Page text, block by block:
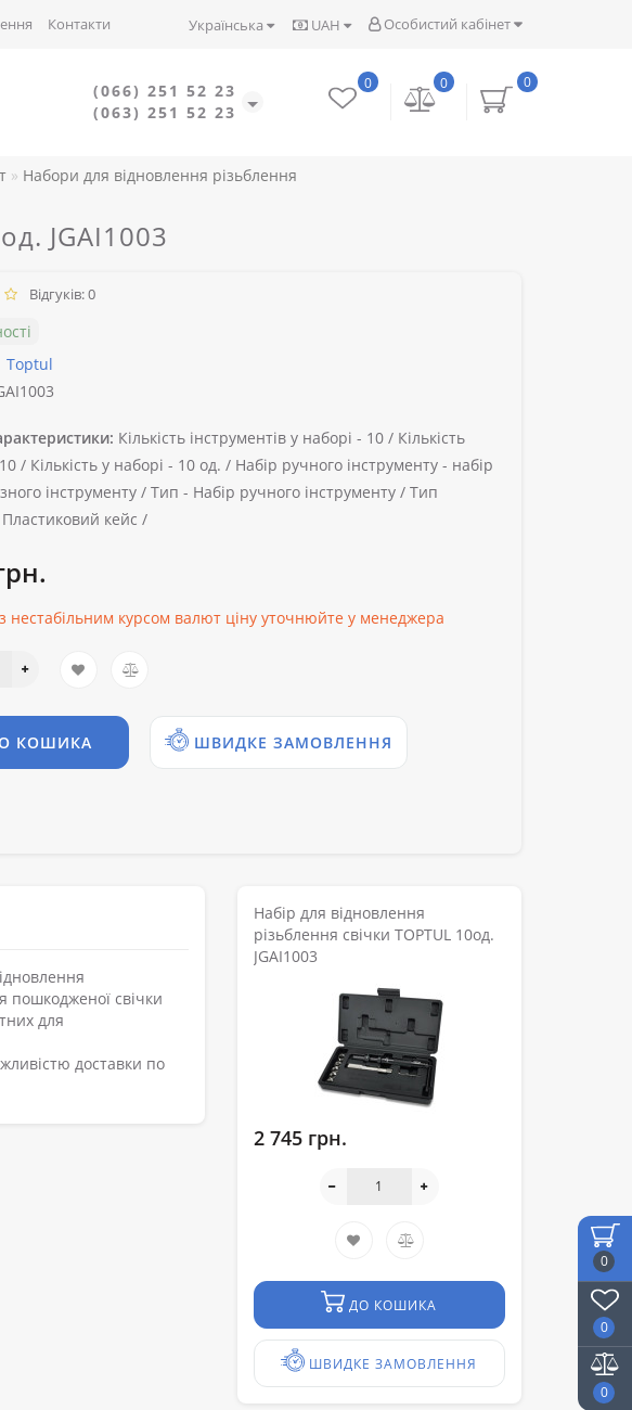
0
0
0
Особистий кабінет
UAH
Українська
Контакти
(066) 251 52 23
(063) 251 52 23
0
0
0
Набори для відновлення різьблення
JGAI1003
Відгуків: 0
Toptul
Кількість інструментів у наборі - 10 / Кількість
10 / Кількість у наборі - 10 од. / Набір ручного інструменту - набір
інструменту / Тип - Набір ручного інструменту / Тип
Пластиковий кейс /
нестабільним курсом валют ціну уточнюйте у менеджера
КОШИКА ШВИДКЕ ЗАМОВЛЕННЯ
пошкодженої свічки
для
доставки по
Набір для відновлення
різьблення свічки TOPTUL 10од.
JGAI1003
2 745 грн.
ДО КОШИКА
ШВИДКЕ ЗАМОВЛЕННЯ